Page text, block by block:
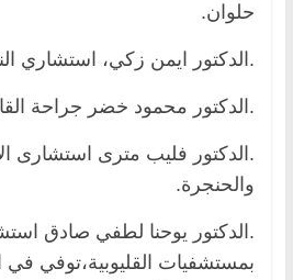
حلوان.
.الدكتور ايمن زكي، استشاري
.الدكتور محمود خضر جراحة
.الدكتور فليب مترى استشارى
والحنجرة.
.الدكتور يوحنا لطفي صادق
بمستشفيات القليوبية،توفي في